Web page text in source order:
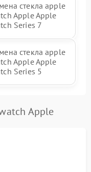
стекла apple
Apple Apple
Series 7
стекла apple
Apple Apple
Series 5
Apple